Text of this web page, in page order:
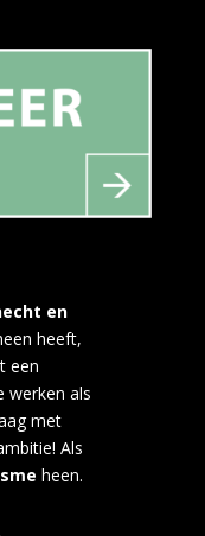
en
heeft,
een
werken als
met
Als
heen.